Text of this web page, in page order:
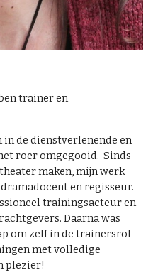
trainer en
in de dienstverlenende en
roer omgegooid. Sinds
maken, mijn werk
en regisseur.
trainingsacteur en
Daarna was
om zelf in de trainersrol
met volledige
plezier!